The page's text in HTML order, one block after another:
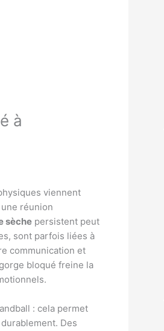
à
viennent
réunion
sèche persistent peut
sont parfois liées à
communication et
bloqué freine la
: cela permet
Des